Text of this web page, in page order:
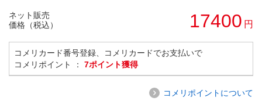
ネット販売
価格（税込）
17400 円
コメリカード番号登録、コメリカードでお支払いで
コメリポイント ： 7ポイント獲得
コメリポイントについて